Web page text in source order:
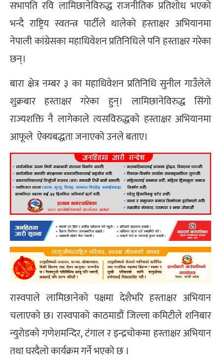
सभापति रवि लामिछानेविरुद्ध राजनीतिक प्रतिशोध भएको
भन्दै राष्ट्रिय स्वतन्त्र पार्टीले थालेको हस्ताक्षर अभियानमा
नेपाली कांग्रेसका महाधिवेशन प्रतिनिधिले पनि हस्ताक्षर गरेका
छन्।
बारा क्षेत्र नम्बर ३ का महाधिवेशन प्रतिनिधि सुनील गाउँलेले
शुक्रबार हस्ताक्षर गरेका हुन्। लामिछानेविरुद्ध सिंगो
राज्यशक्ति नै लागेकाले त्यसविरुद्धको हस्ताक्षर अभियानमा
आफूले ऐक्यबद्धता जनाएको उनले बताए।
रास्वपाले लामिछानेको पक्षमा देशैभरि हस्ताक्षर अभियान
चलाएको छ। रास्वपाको काठमाडौं जिल्ला कमिटीले शनिबार
न्युरोडको गणेशमन्दिर, टंगाल र इन्द्रचोकमा हस्ताक्षर अभियान
तथा घरदैलो कार्यक्रम गर्ने भएको छ ।